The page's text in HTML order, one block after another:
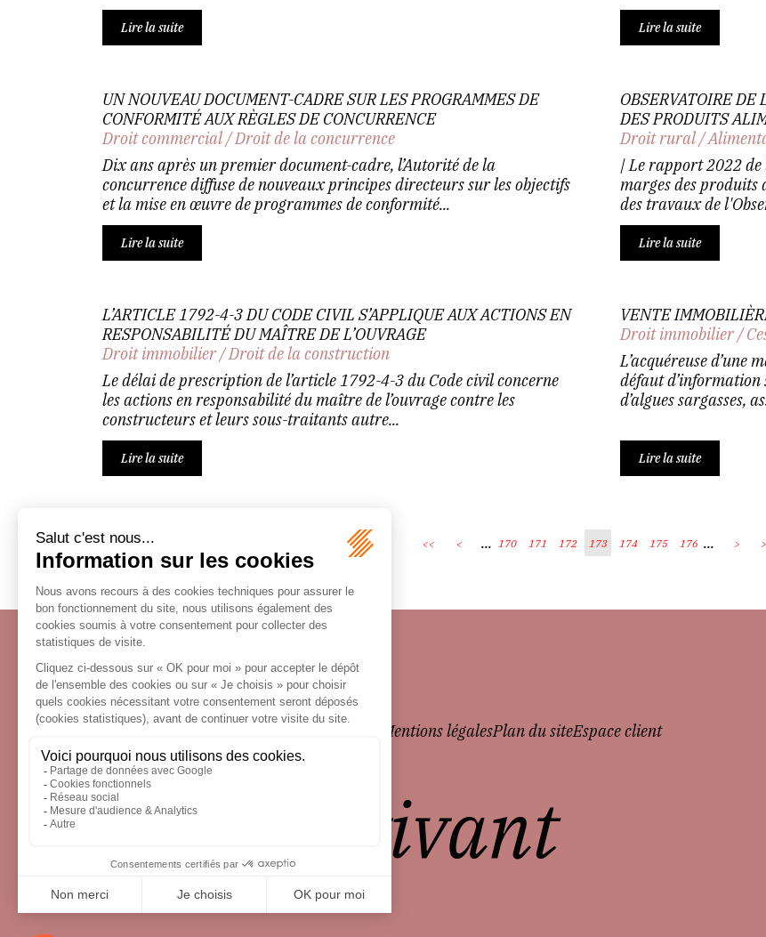
Lire la suite Lire la suite
UN NOUVEAU DOCUMENT-CADRE SUR LES PROGRAMMES DE
CONFORMITÉ AUX RÈGLES DE CONCURRENCE
Droit commercial/Droit de la concurrence
Dix ans après un premier document-cadre, l’Autorité de la
concurrence diffuse de nouveaux principes directeurs sur les objectifs
et la mise en œuvre de programmes de conformité...
Lire la suite
OBSERVATOIRE DE
DES PRODUITS
Droit rural/
| Le rapport 2022
marges des produits
des travaux de
Lire la suite
L’ARTICLE 1792-4-3 DU CODE CIVIL S’APPLIQUE AUX ACTIONS EN
RESPONSABILITÉ DU MAÎTRE DE L’OUVRAGE
Droit immobilier/Droit de la construction
Le délai de prescription de l’article 1792-4-3 du Code civil concerne
les actions en responsabilité du maître de l’ouvrage contre les
constructeurs et leurs sous-traitants autre...
Lire la suite
VENTE
Droit immobilier/
L’acquéreuse d’une
défaut d’information
d’algues sargasses,
Lire la suite
<< < ... 170 171 172 173 174 175 176 ... >
Écosystème Mentions légalesPlan du siteEspace client
le droit vivant